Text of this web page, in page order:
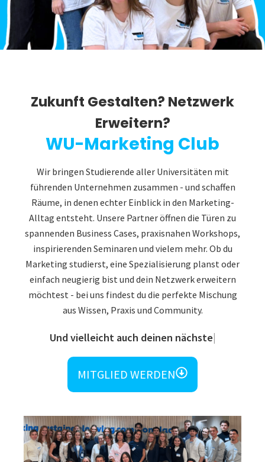
Zukunft Gestalten? Netzwerk
Erweitern?
WU-Marketing Club
Wir bringen Studierende aller Universitäten mit
führenden Unternehmen zusammen - und schaffen
Räume, in denen echter Einblick in den Marketing-
Alltag entsteht. Unsere Partner öffnen die Türen zu
spannenden Business Cases, praxisnahen Workshops,
inspirierenden Seminaren und vielem mehr. Ob du
Marketing studierst, eine Spezialisierung planst oder
einfach neugierig bist und dein Netzwerk erweitern
möchtest - bei uns findest du die perfekte Mischung
aus Wissen, Praxis und Community.
Und vielleicht auch deinen nächsten